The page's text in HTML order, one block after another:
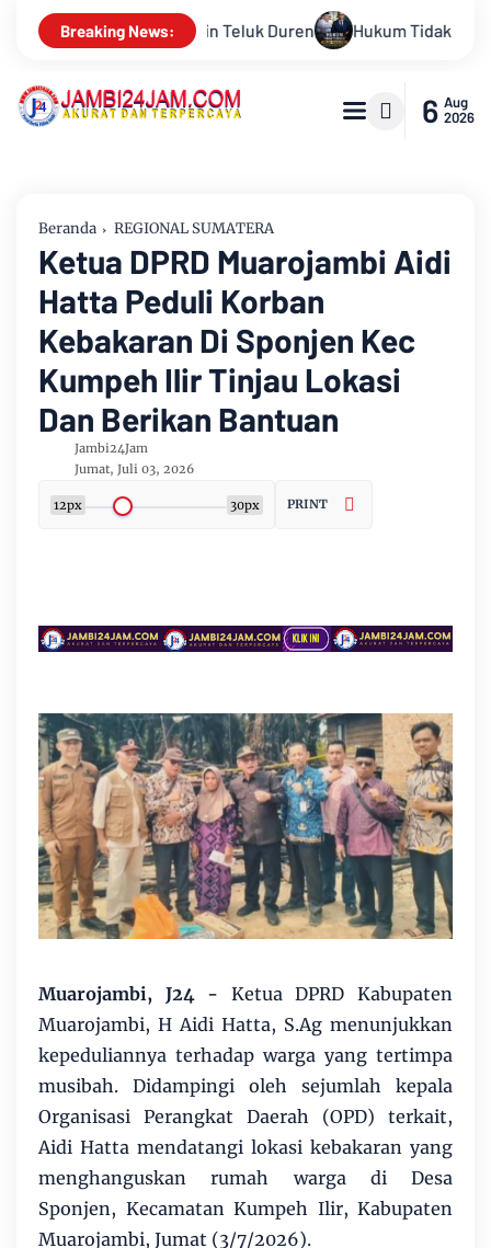
Breaking News:
Tidak Tunduk pada Persepsi: Kritik Terhadap Monopoli
6 Aug
2026
Beranda REGIONAL SUMATERA
Ketua DPRD Muarojambi Aidi
Hatta Peduli Korban
Kebakaran Di Sponjen Kec
Kumpeh Ilir Tinjau Lokasi
Dan Berikan Bantuan
Jambi24Jam
Jumat, Juli 03, 2026
12px 30px PRINT
Muarojambi, J24 - Ketua DPRD Kabupaten
Muarojambi, H Aidi Hatta, S.Ag menunjukkan
kepeduliannya terhadap warga yang tertimpa
musibah. Didampingi oleh sejumlah kepala
Organisasi Perangkat Daerah (OPD) terkait,
Aidi Hatta mendatangi lokasi kebakaran yang
menghanguskan rumah warga di Desa
Sponjen, Kecamatan Kumpeh Ilir, Kabupaten
Muarojambi, Jumat (3/7/2026).